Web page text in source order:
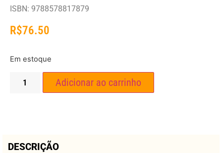
ISBN: 9788578817879
R$76.50
Em estoque
Adicionar ao carrinho
DESCRIÇÃO